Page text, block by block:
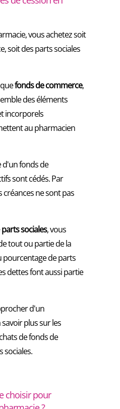
vous achetez soit
soit des parts sociales
fonds de commerce,
des éléments
incorporels
au pharmacien
d'un fonds de
sont cédés. Par
créances ne sont pas
parts sociales, vous
tout ou partie de la
pourcentage de parts
dettes font aussi partie
d'un
plus sur les
de fonds de
sociales.
choisir pour